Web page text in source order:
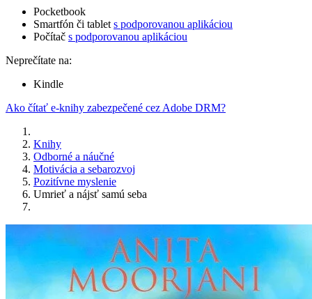
Pocketbook
Smartfón či tablet s podporovanou aplikáciou
Počítač s podporovanou aplikáciou
Neprečítate na:
Kindle
Ako čítať e-knihy zabezpečené cez Adobe DRM?
Knihy
Odborné a náučné
Motivácia a sebarozvoj
Pozitívne myslenie
Umrieť a nájsť samú seba